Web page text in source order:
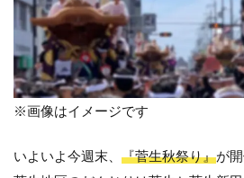
※画像はイメージです
いよいよ今週末、 『菅生秋祭り』が